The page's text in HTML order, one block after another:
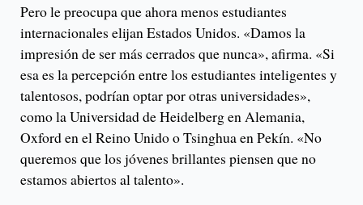
Pero le preocupa que ahora menos estudiantes
internacionales elijan Estados Unidos. «Damos la
impresión de ser más cerrados que nunca», afirma. «Si
esa es la percepción entre los estudiantes inteligentes y
talentosos, podrían optar por otras universidades»,
como la Universidad de Heidelberg en Alemania,
Oxford en el Reino Unido o Tsinghua en Pekín. «No
queremos que los jóvenes brillantes piensen que no
estamos abiertos al talento».